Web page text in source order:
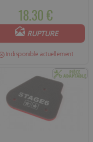
18.30 €
RUPTURE
Indisponible actuellement